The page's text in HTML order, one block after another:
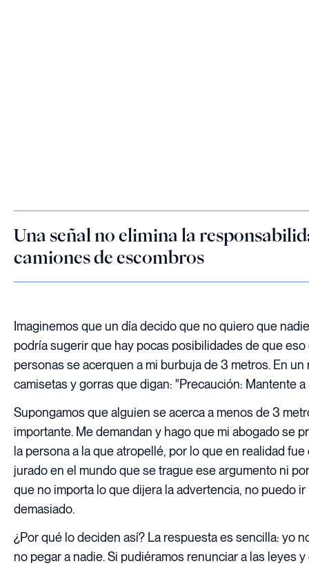
Una señal no elimina la
camiones de escombros
Imaginemos que un día decido que no quiero que
podría sugerir que hay pocas posibilidades de que
personas se acerquen a mi burbuja de 3 metros. En
camisetas y gorras que digan: "Precaución: Mantente
Supongamos que alguien se acerca a menos de 3
importante. Me demandan y hago que mi abogado se
la persona a la que atropellé, por lo que en realidad
jurado en el mundo que se trague ese argumento ni
que no importa lo que dijera la advertencia, no puedo
demasiado.
¿Por qué lo deciden así? La respuesta es sencilla: yo
no pegar a nadie. Si pudiéramos renunciar a las leyes